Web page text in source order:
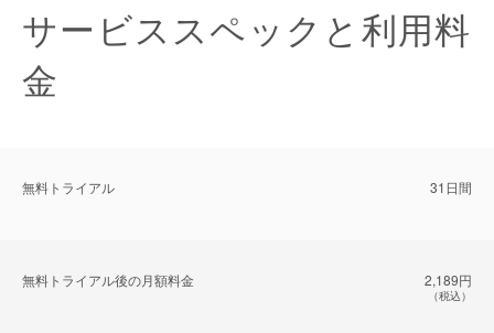
サービススペックと利用料
金
無料トライアル 31日間
無料トライアル後の⽉額料金 2,189円
（税込）